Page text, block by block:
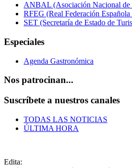
ANBAL (Asociación Nacional de
RFEG (Real Federación
SET (Secretaría de Estado de
Especiales
Agenda Gastronómica
Nos patrocinan...
Suscríbete a nuestros canales
TODAS LAS NOTICIAS
ÚLTIMA HORA
Edita: